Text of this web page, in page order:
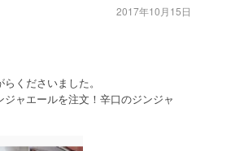
くださいました。
ャエールを注文！辛口のジンジャ
2017年10月15日